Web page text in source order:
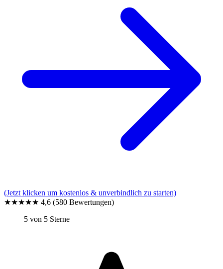
(Jetzt klicken um kostenlos & unverbindlich zu starten)
★★★★★ 4,6 (580 Bewertungen)
5 von 5 Sterne